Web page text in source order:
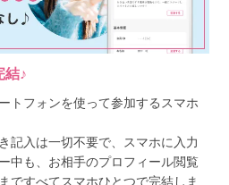
結♪
トフォンを使って参加するスマホ
記入は一切不要で、スマホに入力
中も、お相手のプロフィール閲覧
ですべてスマホひとつで完結しま